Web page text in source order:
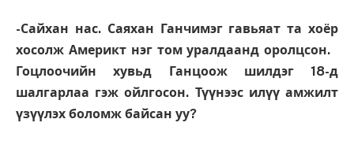
-Сайхан нас. Саяхан Ганчимэг гавьяат та хоёр
хосолж Америкт нэг том уралдаанд оролцсон.
Гоцлоочийн хувьд Ганцоож шилдэг 18-д
шалгарлаа гэж ойлгосон. Түүнээс илүү амжилт
үзүүлэх боломж байсан уу?